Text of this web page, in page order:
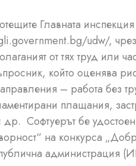
Главната
udw/, чрез
от тях труд или
който оценява
– работа без
плащания,
Софтуерът бе
на конкурса
публична администрация